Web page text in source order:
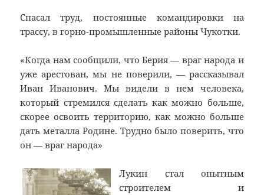
Спасал труд, постоянные командировки на
трассу, в горно-промышленные районы Чукотки.
«Когда нам сообщили, что Берия — враг народа и
уже арестован, мы не поверили, — рассказывал
Иван Иванович. Мы видели в нем человека,
который стремился сделать как можно больше,
скорее освоить территорию, как можно больше
дать металла Родине. Трудно было поверить, что
он — враг народа»
Лукин стал опытным
строителем и